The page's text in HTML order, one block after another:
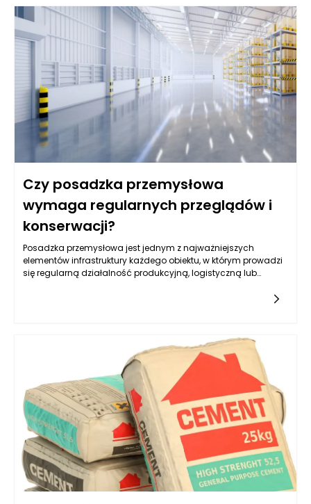
modyfikacji genetycznych komórek nowotworowych, co w
efekcie może zmniejszać potrzebę stosowania tradycyjnych
terapii, takich jak chemioterapia. Decyzje podejmowane w
kontekście onkologii w Warszawie często uwzględniają
możliwości podejścia do leczenia, które są bardziej precyzyjne
i zindywidualizowane. Dzięki temu leczenie onkologiczne w
Warszawie staje się bardziej skuteczne, a zarazem mniej
obciążające dla pacjentów. Rozwój wiedzy oraz innowacyjne
podejścia są kluczowe w walce z nowotworami, co pomaga
osiągać lepsze wyniki terapeutyczne przy mniejszych
skutkach ubocznych.
Czy posadzka przemysłowa
wymaga regularnych przeglądów i
konserwacji?
Posadzka przemysłowa jest jednym z najważniejszych
elementów infrastruktury każdego obiektu, w którym prowadzi
się regularną działalność produkcyjną, logistyczną lub
substancji chemicznych, wilgoci, skrajnych temperatur oraz
pyłów, które w dłuższej perspektywie osłabiają jej strukturę i
wpływają na trwałość. Dlatego tak ważne jest, aby posadzka
przemysłowa była nie tylko odpowiednio zaprojektowana i
wykonana, ale także regularnie kontrolowana i
konserwowana. Każdy właściciel obiektu wie, że zaniedbana
powierzchnia może prowadzić do kosztownych problemów,
takich jak przestoje produkcyjne, uszkodzenia sprzętu czy
zwiększone ryzyko wypadków. Regularne przeglądy
pomagają wychwycić nawet drobne nieprawidłowości,
zanim przerodzą się w większe usterki, a odpowiednie
działania konserwacyjne gwarantują jej długą żywotność
oraz bezpieczne użytkowanie. To właśnie dlatego posadzka